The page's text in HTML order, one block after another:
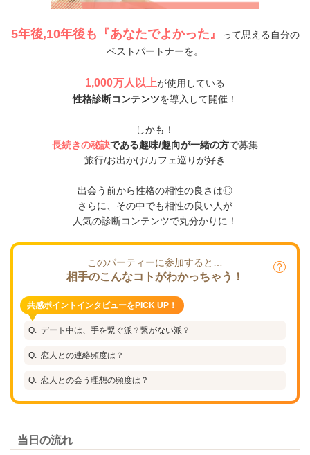
5年後,10年後も『あなたでよかった』
って思える自分の
ベストパートナーを。
1,000万人以上が使用している
性格診断コンテンツを導入して開催！
しかも！
長続きの秘訣である趣味/趣向が一緒の方で募集
旅行/お出かけ/カフェ巡りが好き
出会う前から性格の相性の良さは◎
さらに、その中でも相性の良い人が
人気の診断コンテンツで丸分かりに！
このパーティーに参加すると…
相手のこんなコトがわかっちゃう！
共感ポイントインタビューをPICK UP！
デート中は、手を繋ぐ派？繋がない派？
恋人との連絡頻度は？
恋人との会う理想の頻度は？
当日の流れ